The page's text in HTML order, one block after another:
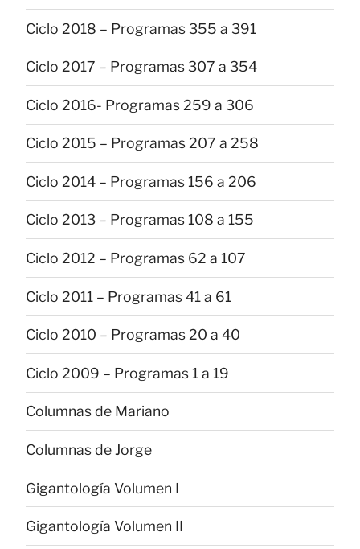
Ciclo 2018 – Programas 355 a 391
Ciclo 2017 – Programas 307 a 354
Ciclo 2016- Programas 259 a 306
Ciclo 2015 – Programas 207 a 258
Ciclo 2014 – Programas 156 a 206
Ciclo 2013 – Programas 108 a 155
Ciclo 2012 – Programas 62 a 107
Ciclo 2011 – Programas 41 a 61
Ciclo 2010 – Programas 20 a 40
Ciclo 2009 – Programas 1 a 19
Columnas de Mariano
Columnas de Jorge
Gigantología Volumen I
Gigantología Volumen II